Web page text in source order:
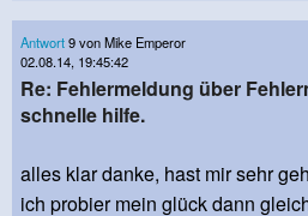
Antwort9 von Mike Emperor
02.08.14, 19:45:42
Re: Fehlermeldung über
schnelle hilfe.
alles klar danke, hast mir sehr
ich probier mein glück dann